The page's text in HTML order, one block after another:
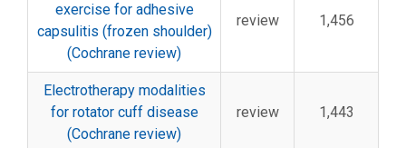
exercise for adhesive
capsulitis (frozen shoulder)
(Cochrane review)
review 1,456
Electrotherapy modalities
for rotator cuff disease
(Cochrane review)
review 1,443